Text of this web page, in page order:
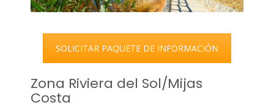
SOLICITAR PAQUETE DE INFORMACIÓN
Zona Riviera del Sol/Mijas
Costa